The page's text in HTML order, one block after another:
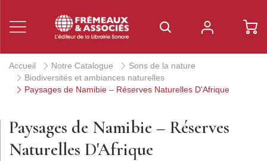
Accueil Notre Catalogue
Sons de la nature
Biodiversités et ambiances naturelles
Paysages de Namibie – Réserves Naturelles D'Afrique
Paysages de Namibie – Réserves
Naturelles D'Afrique